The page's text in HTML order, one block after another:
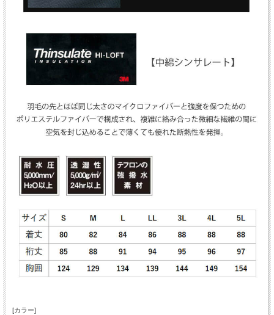
[カラー]